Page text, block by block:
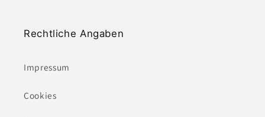
Rechtliche Angaben
Impressum
Cookies